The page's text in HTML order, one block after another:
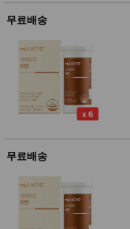
가방/지
갑/케이
패션/잡
화
세탁세
제
일상 돋
보기
품
생활/욕
용품
WALL
DECO
무료배송
무료배송